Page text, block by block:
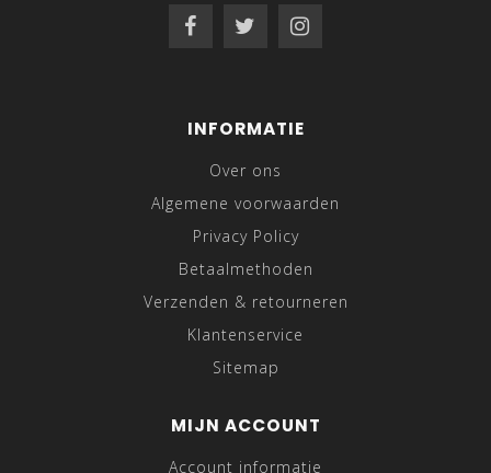
INFORMATIE
Over ons
Algemene voorwaarden
Privacy Policy
Betaalmethoden
Verzenden & retourneren
Klantenservice
Sitemap
MIJN ACCOUNT
Account informatie